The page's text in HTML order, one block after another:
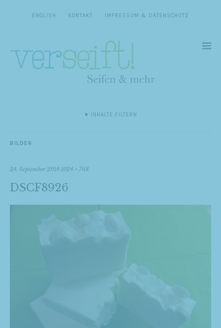
ENGLISH KONTAKT IMPRESSUM & DATENSCHUTZ
INHALTE FILTERN
BILDER
24. September 2014 1024 × 768
DSCF8926